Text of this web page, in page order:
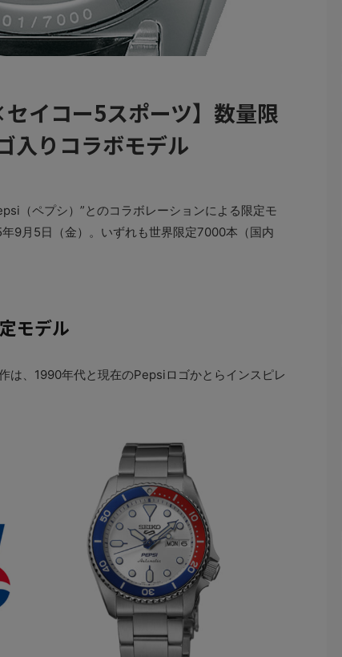
イコー5スポーツ】数量限
入りコラボモデル
（ペプシ）”とのコラボレーションによる限定モ
9月5日（金）。いずれも世界限定7000本（国内
モデル
は、1990年代と現在のPepsiロゴかとらインスピレ